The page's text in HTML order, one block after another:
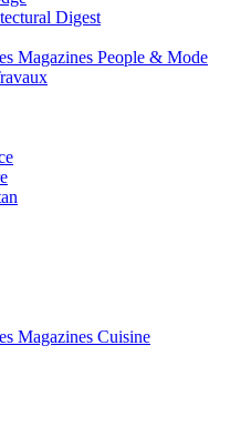
Digest
Magazines People & Mode
Magazines Cuisine